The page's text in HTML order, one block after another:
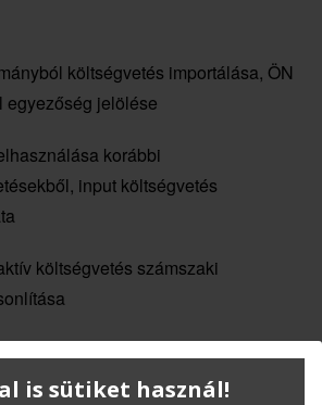
költségvetés importálása, ÖN
egyezőség jelölése
korábbi
input költségvetés
költségvetés számszaki
is sütiket használ!